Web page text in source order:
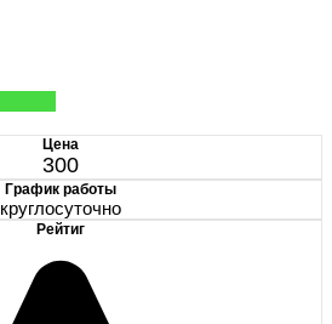
Цена
300
График работы
круглосуточно
Рейтиг